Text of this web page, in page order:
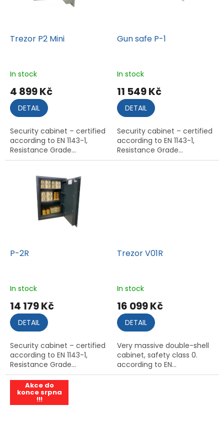
o
c
Trezor P2 Mini
In stock
4 899 Kč
DETAIL
Security cabinet – certified
according to EN 1143-1,
Resistance Grade...
Gun safe P-1
In stock
11 549 Kč
DETAIL
Security cabinet – certified
according to EN 1143-1,
Resistance Grade...
P-2R
In stock
14 179 Kč
DETAIL
Security cabinet – certified
according to EN 1143-1,
Resistance Grade...
Trezor V01R
In stock
16 099 Kč
DETAIL
Very massive double-shell
cabinet, safety class 0.
according to EN...
Akce do
konce srpna
!!!